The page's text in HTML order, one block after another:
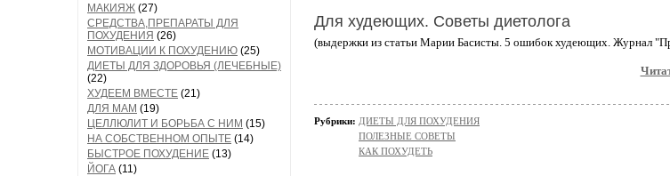
МАКИЯЖ (27)
СРЕДСТВА,ПРЕПАРАТЫ ДЛЯ
ПОХУДЕНИЯ (26)
МОТИВАЦИИ К ПОХУДЕНИЮ (25)
ДИЕТЫ ДЛЯ ЗДОРОВЬЯ (ЛЕЧЕБНЫЕ)
(22)
ХУДЕЕМ ВМЕСТЕ (21)
ДЛЯ МАМ (19)
ЦЕЛЛЮЛИТ И БОРЬБА С НИМ (15)
НА СОБСТВЕННОМ ОПЫТЕ (14)
БЫСТРОЕ ПОХУДЕНИЕ (13)
ЙОГА (11)
Для худеющих. Советы диетолога
(выдержки из статьи Марии Басисты. 5 ошибок худеющих. Журнал
Рубрики: ДИЕТЫ ДЛЯ ПОХУДЕНИЯ
ПОЛЕЗНЫЕ СОВЕТЫ
КАК ПОХУДЕТЬ